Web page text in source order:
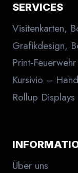
SERVICES
Visitenkarten,
Grafikdesign,
Print-Feuerwehr
Kursivio –
Rollup
Über uns